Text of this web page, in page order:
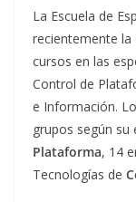
La Escuela de
recientemente la
cursos en las
Control de
e Información.
grupos según su
Plataforma, 14
Tecnologías de